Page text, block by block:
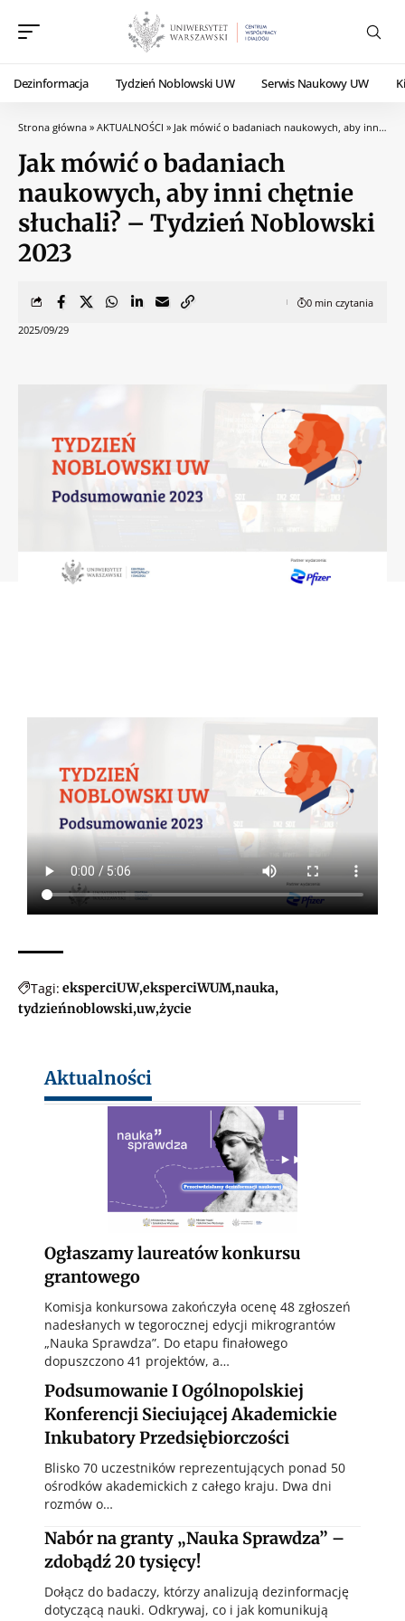
Dezinformacja Tydzień Noblowski UW Serwis Naukowy UW
Strona główna » AKTUALNOŚCI » Jak mówić o badaniach naukowych, aby inni chętnie słuchali? – Tydzień Noblowski 2023
Jak mówić o badaniach
naukowych, aby inni chętnie
słuchali? – Tydzień Noblowski
2023
2025/09/29
0 min czytania
Tagi: eksperciUW eksperciWUM nauka
tydzieńnoblowski uw życie
Aktualności
Ogłaszamy laureatów konkursu
grantowego
Komisja konkursowa zakończyła ocenę 48 zgłoszeń
nadesłanych w tegorocznej edycji mikrograntów
„Nauka Sprawdza”. Do etapu finałowego
dopuszczono 41 projektów, a…
Podsumowanie I Ogólnopolskiej
Konferencji Sieciującej Akademickie
Inkubatory Przedsiębiorczości
Blisko 70 uczestników reprezentujących ponad 50
ośrodków akademickich z całego kraju. Dwa dni
rozmów o…
Nabór na granty „Nauka Sprawdza” –
zdobądź 20 tysięcy!
Dołącz do badaczy, którzy analizują dezinformację
dotyczącą nauki. Odkrywaj, co i jak komunikują